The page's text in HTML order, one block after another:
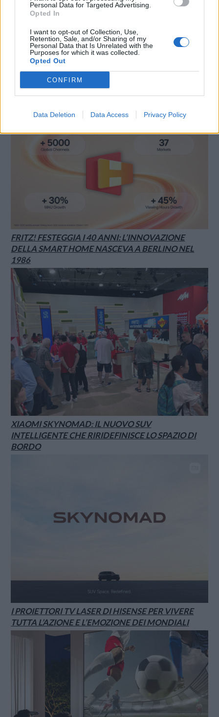
Personal Data for Targeted Advertising.
Opted In
I want to opt-out of Collection, Use,
Retention, Sale, and/or Sharing of my
Personal Data that Is Unrelated with the
Purposes for which it was collected.
Opted Out
CONFIRM
Data Deletion Data Access Privacy Policy
LG CHANNELS SUPERA I 5.000 CANALI A LIVELLO
GLOBALE E ARRIVA A 37 PAESI CON IL LANCIO IN
POLONIA
FRITZ! FESTEGGIA I 40 ANNI: L’INNOVAZIONE
DELLA SMART HOME NASCEVA A BERLINO NEL
1986
XIAOMI SKYNOMAD: IL NUOVO SUV
INTELLIGENTE CHE RIRIDEFINISCE LO SPAZIO DI
BORDO
I PROIETTORI TV LASER DI HISENSE PER VIVERE
TUTTA L’AZIONE E L’EMOZIONE DEI MONDIALI